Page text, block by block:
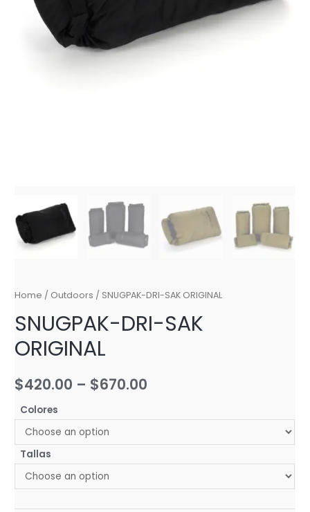
Home / Outdoors / SNUGPAK-DRI-SAK ORIGINAL
SNUGPAK-DRI-SAK
ORIGINAL
$420.00 – $670.00
Colores
Tallas